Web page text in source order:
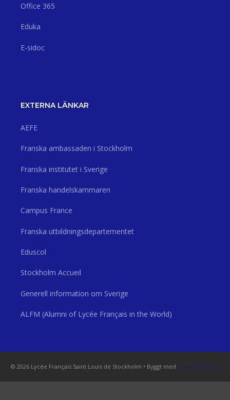
Office 365
Eduka
E-sidoc
EXTERNA LÄNKAR
AEFE
Franska ambassaden i Stockholm
Franska institutet i Sverige
Franska handelskammaren
Campus France
Franska utbildningsdepartementet
Eduscol
Stockholm Accueil
Generell information om Sverige
ALFM (Alumni of Lycée Français in the World)
© 2026 Lycée Français Saint Louis de Stockholm • Byggt med GeneratePress